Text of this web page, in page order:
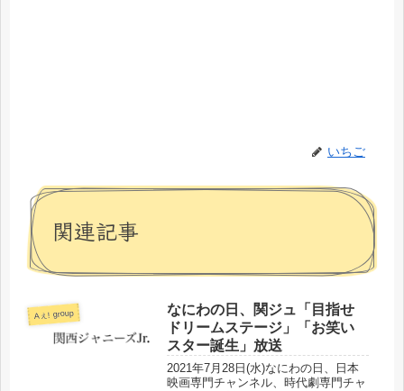
いちご
関連記事
Aぇ! group
なにわの日、関ジュ「目指せ
ドリームステージ」「お笑い
スター誕生」放送
2021年7月28日(水)なにわの日、日本
映画専門チャンネル、時代劇専門チャ